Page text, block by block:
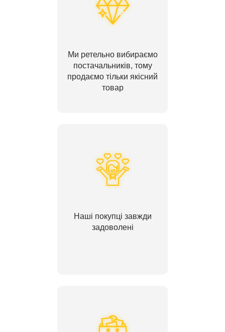
Ми ретельно вибираємо
постачальників, тому
продаємо тільки якісний
товар
Наші покупці завжди
задоволені